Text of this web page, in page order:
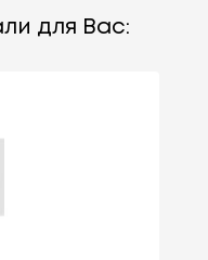
для Вас: